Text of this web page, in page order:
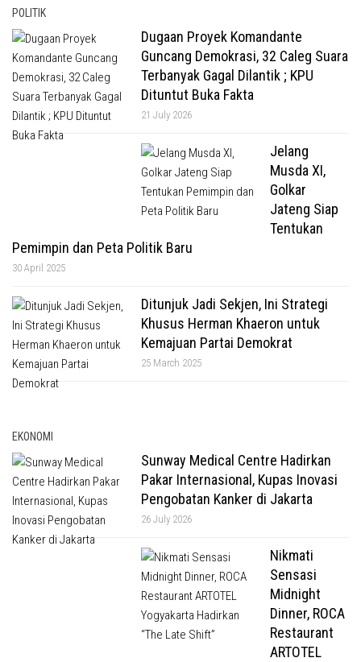
POLITIK
Dugaan Proyek Komandante
Guncang Demokrasi, 32 Caleg Suara
Terbanyak Gagal Dilantik ; KPU
Dituntut Buka Fakta
21 July 2026
Jelang
Musda XI,
Golkar
Jateng Siap
Tentukan
Pemimpin dan Peta Politik Baru
30 April 2025
Ditunjuk Jadi Sekjen, Ini Strategi
Khusus Herman Khaeron untuk
Kemajuan Partai Demokrat
25 March 2025
EKONOMI
Sunway Medical Centre Hadirkan
Pakar Internasional, Kupas Inovasi
Pengobatan Kanker di Jakarta
26 July 2026
Nikmati
Sensasi
Midnight
Dinner, ROCA
Restaurant
ARTOTEL